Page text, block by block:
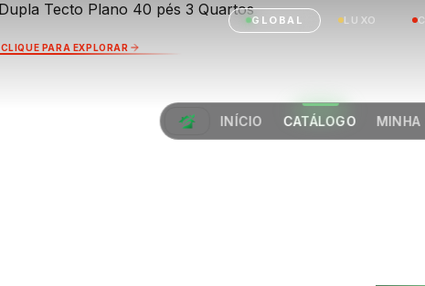
GLOBAL LUXO
INÍCIO CATÁLOGO MINHA
CLIQUE PARA EXPLORAR